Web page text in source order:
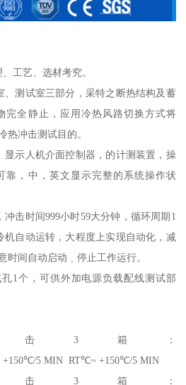
工艺、选材考究。
、测试室三部分，采特之断热结构及蓄
完全静止，应用冷热风路切换方式将
热冲击测试目的。
显示人机介面控制器，的计测装置，操
靠，中，英文显示完整的系统操作状
击时间999小时59大分钟，循环周期1
机自动运转，大程度上实现自动化，减
时间自动启动﹑停止工作运行。
1个，可供外加电源负载配线测试部
击3箱：
5 MIN RT℃~ +150℃/5 MIN
击3箱：